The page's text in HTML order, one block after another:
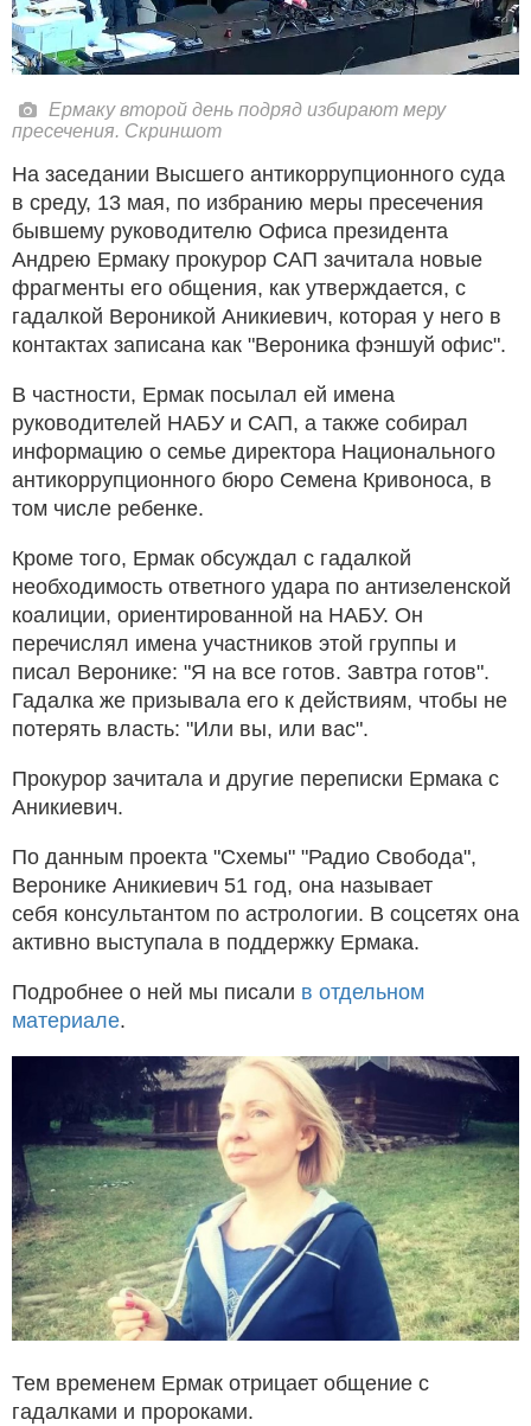
Ермаку второй день подряд избирают меру
пресечения. Скриншот
На заседании Высшего антикоррупционного суда
в среду, 13 мая, по избранию меры пресечения
бывшему руководителю Офиса президента
Андрею Ермаку прокурор САП зачитала новые
фрагменты его общения, как утверждается, с
гадалкой Вероникой Аникиевич, которая у него в
контактах записана как "Вероника фэншуй офис".
В частности, Ермак посылал ей имена
руководителей НАБУ и САП, а также собирал
информацию о семье директора Национального
антикоррупционного бюро Семена Кривоноса, в
том числе ребенке.
Кроме того, Ермак обсуждал с гадалкой
необходимость ответного удара по антизеленской
коалиции, ориентированной на НАБУ. Он
перечислял имена участников этой группы и
писал Веронике: "Я на все готов. Завтра готов".
Гадалка же призывала его к действиям, чтобы не
потерять власть: "Или вы, или вас".
Прокурор зачитала и другие переписки Ермака с
Аникиевич.
По данным проекта "Схемы" "Радио Свобода",
Веронике Аникиевич 51 год, она называет
себя консультантом по астрологии. В соцсетях она
активно выступала в поддержку Ермака.
Подробнее о ней мы писали в отдельном
материале.
Тем временем Ермак отрицает общение с
гадалками и пророками.